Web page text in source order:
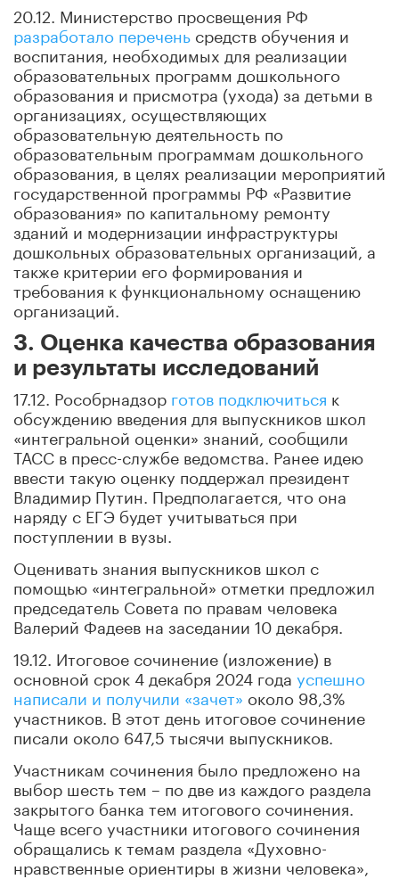
20.12. Министерство просвещения РФ
разработало перечень средств обучения и
воспитания, необходимых для реализации
образовательных программ дошкольного
образования и присмотра (ухода) за детьми в
организациях, осуществляющих
образовательную деятельность по
образовательным программам дошкольного
образования, в целях реализации мероприятий
государственной программы РФ «Развитие
образования» по капитальному ремонту
зданий и модернизации инфраструктуры
дошкольных образовательных организаций, а
также критерии его формирования и
требования к функциональному оснащению
организаций.
3. Оценка качества образования
и результаты исследований
17.12. Рособрнадзор готов подключиться к
обсуждению введения для выпускников школ
«интегральной оценки» знаний, сообщили
ТАСС в пресс-службе ведомства. Ранее идею
ввести такую оценку поддержал президент
Владимир Путин. Предполагается, что она
наряду с ЕГЭ будет учитываться при
поступлении в вузы.
Оценивать знания выпускников школ с
помощью «интегральной» отметки предложил
председатель Совета по правам человека
Валерий Фадеев на заседании 10 декабря.
19.12. Итоговое сочинение (изложение) в
основной срок 4 декабря 2024 года успешно
написали и получили «зачет» около 98,3%
участников. В этот день итоговое сочинение
писали около 647,5 тысячи выпускников.
Участникам сочинения было предложено на
выбор шесть тем – по две из каждого раздела
закрытого банка тем итогового сочинения.
Чаще всего участники итогового сочинения
обращались к темам раздела «Духовно-
нравственные ориентиры в жизни человека»,